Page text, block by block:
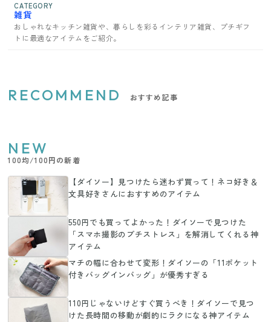
CATEGORY
雑貨
おしゃれなキッチン雑貨や、暮らしを彩るインテリア雑貨、プチギフ
トに最適なアイテムをご紹介。
RECOMMEND おすすめ記事
NEW
100均/100円の新着
【ダイソー】見つけたら迷わず買って！ネコ好き＆
文具好きさんにおすすめのアイテム
550円でも買ってよかった！ダイソーで見つけた
「スマホ撮影のプチストレス」を解消してくれる神
アイテム
マチの幅に合わせて変形！ダイソーの「11ポケット
付きバッグインバッグ」が優秀すぎる
110円じゃないけどすぐ買うべき！ダイソーで見つ
けた長時間の移動が劇的にラクになる神アイテム